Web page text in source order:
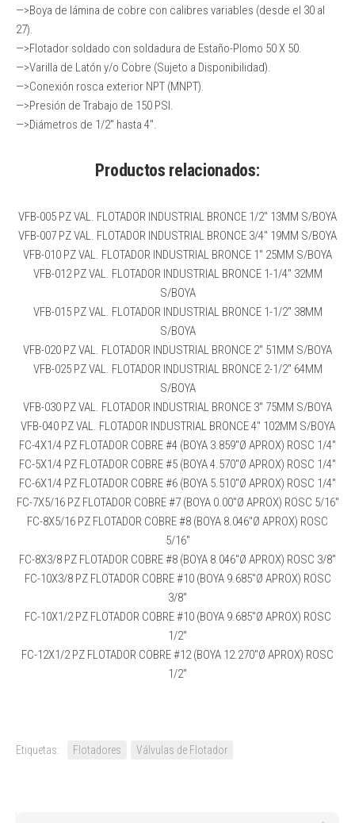
—>Boya de lámina de cobre con calibres variables (desde el 30 al
27).
—>Flotador soldado con soldadura de Estaño-Plomo 50 X 50.
—>Varilla de Latón y/o Cobre (Sujeto a Disponibilidad).
—>Conexión rosca exterior NPT (MNPT).
—>Presión de Trabajo de 150 PSI.
—>Diámetros de 1/2″ hasta 4″.
Productos relacionados:
VFB-005 PZ VAL. FLOTADOR INDUSTRIAL BRONCE 1/2″ 13MM S/BOYA
VFB-007 PZ VAL. FLOTADOR INDUSTRIAL BRONCE 3/4″ 19MM S/BOYA
VFB-010 PZ VAL. FLOTADOR INDUSTRIAL BRONCE 1″ 25MM S/BOYA
VFB-012 PZ VAL. FLOTADOR INDUSTRIAL BRONCE 1-1/4″ 32MM
S/BOYA
VFB-015 PZ VAL. FLOTADOR INDUSTRIAL BRONCE 1-1/2″ 38MM
S/BOYA
VFB-020 PZ VAL. FLOTADOR INDUSTRIAL BRONCE 2″ 51MM S/BOYA
VFB-025 PZ VAL. FLOTADOR INDUSTRIAL BRONCE 2-1/2″ 64MM
S/BOYA
VFB-030 PZ VAL. FLOTADOR INDUSTRIAL BRONCE 3″ 75MM S/BOYA
VFB-040 PZ VAL. FLOTADOR INDUSTRIAL BRONCE 4″ 102MM S/BOYA
FC-4X1/4 PZ FLOTADOR COBRE #4 (BOYA 3.859″Ø APROX) ROSC 1/4″
FC-5X1/4 PZ FLOTADOR COBRE #5 (BOYA 4.570″Ø APROX) ROSC 1/4″
FC-6X1/4 PZ FLOTADOR COBRE #6 (BOYA 5.510″Ø APROX) ROSC 1/4″
FC-7X5/16 PZ FLOTADOR COBRE #7 (BOYA 0.00″Ø APROX) ROSC 5/16″
FC-8X5/16 PZ FLOTADOR COBRE #8 (BOYA 8.046″Ø APROX) ROSC
5/16″
FC-8X3/8 PZ FLOTADOR COBRE #8 (BOYA 8.046″Ø APROX) ROSC 3/8″
FC-10X3/8 PZ FLOTADOR COBRE #10 (BOYA 9.685″Ø APROX) ROSC
3/8″
FC-10X1/2 PZ FLOTADOR COBRE #10 (BOYA 9.685″Ø APROX) ROSC
1/2″
FC-12X1/2 PZ FLOTADOR COBRE #12 (BOYA 12.270″Ø APROX) ROSC
1/2″
Etiquetas: Flotadores Válvulas de Flotador